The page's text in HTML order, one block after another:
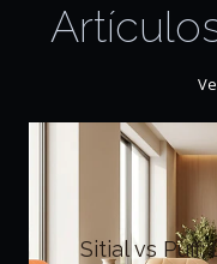
Sitial vs Puff: